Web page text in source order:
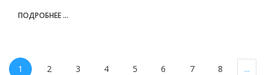
ПОДРОБНЕЕ ...
1 2 3 4 5 6 7 8
...